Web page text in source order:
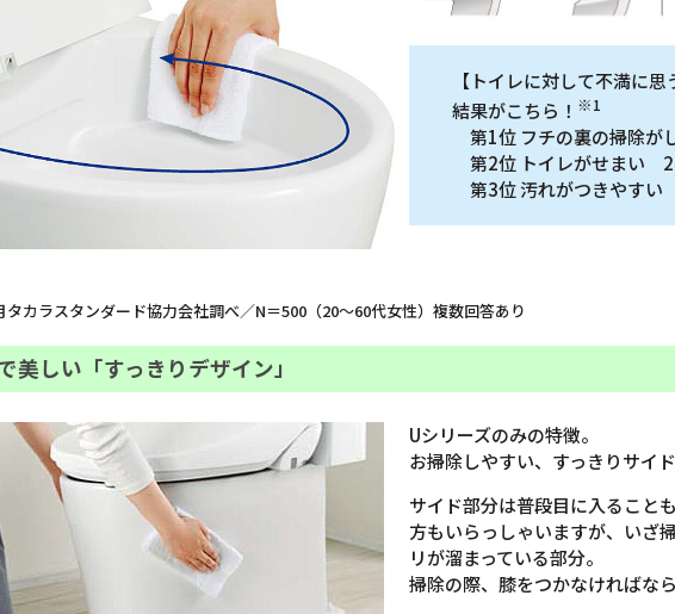
【トイレに対して不満に
結果がこちら！ ※1
第1位 フチの裏の掃除
第2位 トイレがせまい
第3位 汚れがつきやす
カラスタンダード協力会社調べ／N＝500（20～60代女性）複数回答あり
美しい「すっきりデザイン」
Uシリーズのみの特徴。
お掃除しやすい、すっきりサイド
サイド部分は普段目に入ること
方もいらっしゃいますが、いざ
リが溜まっている部分。
掃除の際、膝をつかなければな